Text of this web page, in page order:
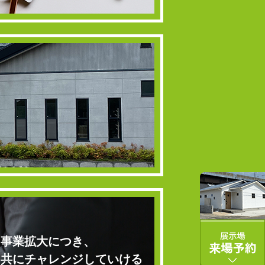
事業拡大につき、
共にチャレンジしていける